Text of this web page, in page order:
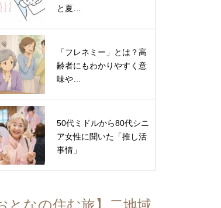
と夏…
「フレネミー」とは？高
齢者にもわかりやすく意
味や…
50代ミドルから80代シニ
ア女性に聞いた「推し活
事情」